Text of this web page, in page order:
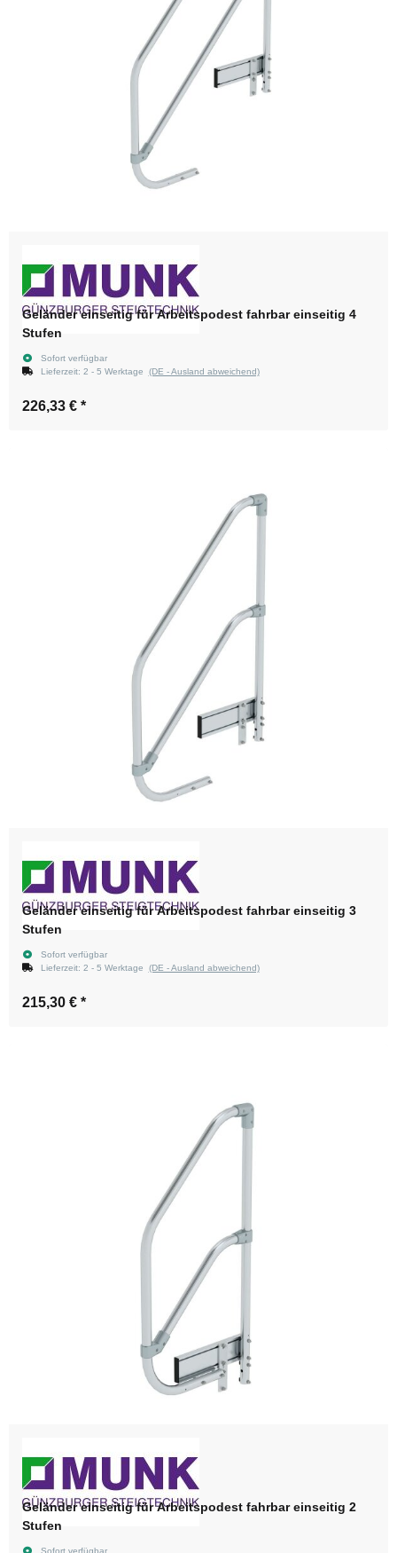
Geländer einseitig für Arbeitspodest fahrbar einseitig 4
Stufen
Sofort verfügbar
Lieferzeit: 2 - 5 Werktage (DE - Ausland abweichend)
226,33 € *
Geländer einseitig für Arbeitspodest fahrbar einseitig 3
Stufen
Sofort verfügbar
Lieferzeit: 2 - 5 Werktage (DE - Ausland abweichend)
215,30 € *
Geländer einseitig für Arbeitspodest fahrbar einseitig 2
Stufen
Sofort verfügbar